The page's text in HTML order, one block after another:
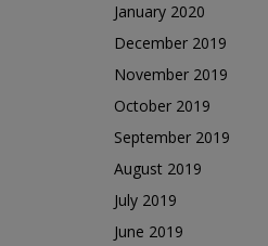
January 2020
December 2019
November 2019
October 2019
September 2019
August 2019
July 2019
June 2019